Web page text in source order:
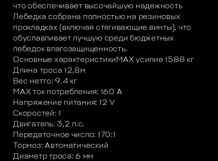
что обеспечивает высочайшую надежность
Лебедка собрана полностью на резиновых
прокладках (включая стягивающие винты), что
обуславливает лучшую среди бюджетных
лебедок влагозащищенность.
Основные характеристикиMAX усилие 1588 кг
Длина троса 12,8м
Вес нетто: 9.4 кг
MAX ток потребления: 160 А
Напряжение питания: 12 V
Скоростей: 1
Двигатель: 3,2 л.с.
Передаточное число: 170:1
Тормоз: Автоматический
Диаметр троса: 6 мм